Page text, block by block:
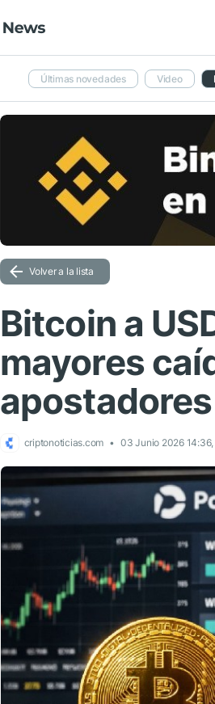
Últimas novedades Video
Volver a la lista
Bitcoin a
mayores
criptonoticias.com 03 Junio 2026 14:36,